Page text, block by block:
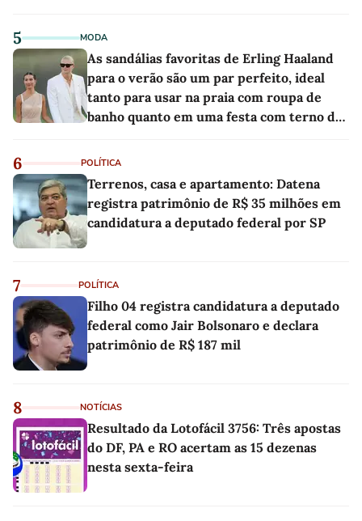
5 MODA
As sandálias favoritas de Erling Haaland
para o verão são um par perfeito, ideal
tanto para usar na praia com roupa de
banho quanto em uma festa com terno de
6 POLÍTICA
Terrenos, casa e apartamento: Datena
registra patrimônio de R$ 35 milhões em
candidatura a deputado federal por SP
7 POLÍTICA
Filho 04 registra candidatura a deputado
federal como Jair Bolsonaro e declara
patrimônio de R$ 187 mil
8 NOTÍCIAS
Resultado da Lotofácil 3756: Três apostas
do DF, PA e RO acertam as 15 dezenas
nesta sexta-feira